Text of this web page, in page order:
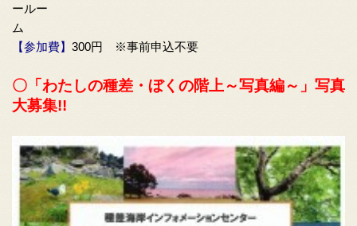
ールー
ム
【参加費】 300円 ※事前申込不要
〇 「わたしの種差・ぼくの階上～写真編～」写真
大募集!!